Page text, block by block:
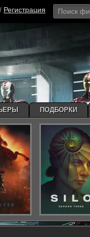
/ Регистрация
ПОДБОРКИ